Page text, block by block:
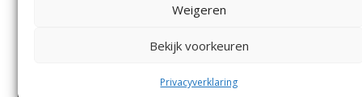
Weigeren
Bekijk voorkeuren
Privacyverklaring
© Kennemerland Pers B.V.